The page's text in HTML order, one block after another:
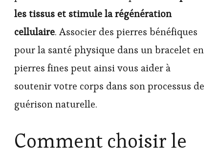
les tissus et stimule la régénération
cellulaire. Associer des pierres bénéfiques
pour la santé physique dans un bracelet en
pierres fines peut ainsi vous aider à
soutenir votre corps dans son processus de
guérison naturelle.
Comment choisir le